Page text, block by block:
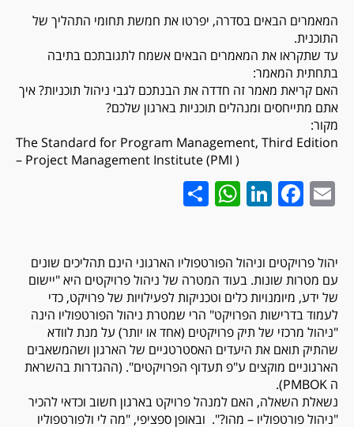
המאמרים הבאים בסדרה, יפרטו את חמשת תחומי התהליך של
התוכנית.
עד שתקראו את המאמרים הבאים אשמח לתגובתכם בתיבה
בתחתית המאמר:
האם קריאת מאמר זה חדדה את הבנתכם לגבי ניהול תוכניות? איך
אתם מתייחסים ומנהלים תוכניות בארגון שלכם?
מקור:
The Standard for Program Management, Third Edition
– Project Management Institute (PMI )
Email
Facebook
LinkedIn
WhatsApp
יהול פרויקטים וניהול הפורטפוליו הארגוני הינם תהליכים שונים
עם מטרות שונות. בעוד המטרה של ניהול פרויקטים היא "יישום
של ידע, מיומנויות כלים וטכניקות לפעילויות של פרויקט, כדי
לעמוד בדרישות הפרויקט" הרי שמטרת ניהול הפורטפוליו הינה
"ניהול מרכזי של תיק פרויקטים (אחד או יותר) על מנת לוודא
שהתיק תואם את היעדים האסטרטגיים של הארגון ושהמשאבים
הארגוניים מוקצים ע"פ תעדוף הפרויקטים". (ההגדרות בהשראת
ה PMBOK
).
נשאלת השאלה, האם למנהל פרויקט בארגון חשוב וכדאי להכיר
"ניהול פורטפוליו – מהו?". ובאופן ספציפי, "מה לי ולפורטפוליו